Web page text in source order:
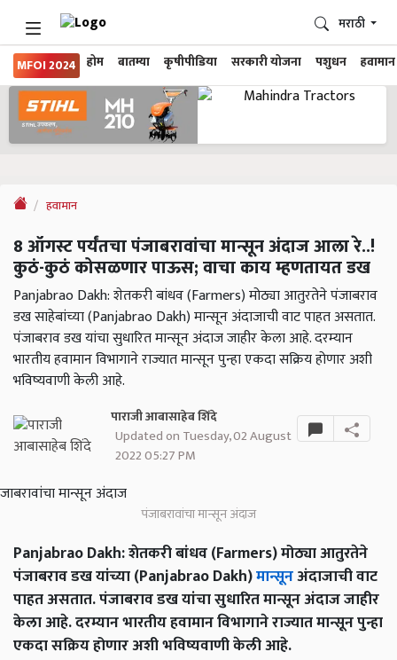
MFOI 2024 होम बातम्या कृषीपीडिया सरकारी योजना पशुधन हवामान
मराठी
हवामान
8 ऑगस्ट पर्यंतचा पंजाबरावांचा मान्सून अंदाज आला रे..!
कुठं-कुठं कोसळणार पाऊस; वाचा काय म्हणतायत डख
Panjabrao Dakh: शेतकरी बांधव (Farmers) मोठ्या आतुरतेने पंजाबराव
डख साहेबांच्या (Panjabrao Dakh) मान्सून अंदाजाची वाट पाहत असतात.
पंजाबराव डख यांचा सुधारित मान्सून अंदाज जाहीर केला आहे. दरम्यान
भारतीय हवामान विभागाने राज्यात मान्सून पुन्हा एकदा सक्रिय होणार अशी
भविष्यवाणी केली आहे.
पाराजी आबासाहेब शिंदे
Updated on Tuesday, 02 August
2022 05:27 PM
पंजाबरावांचा मान्सून अंदाज
Panjabrao Dakh: शेतकरी बांधव (Farmers) मोठ्या आतुरतेने
पंजाबराव डख यांच्या (Panjabrao Dakh)मान्सूनअंदाजाची वाट
पाहत असतात. पंजाबराव डख यांचा सुधारित मान्सून अंदाज जाहीर
केला आहे. दरम्यान भारतीय हवामान विभागाने राज्यात मान्सून पुन्हा
एकदा सक्रिय होणार अशी भविष्यवाणी केली आहे.